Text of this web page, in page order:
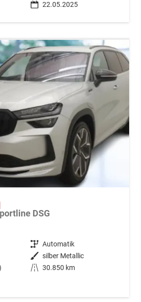
22.05.2025
DSG
Getriebe Automatik
Außenfarbe silber Metallic
Kilometerstand 30.850 km